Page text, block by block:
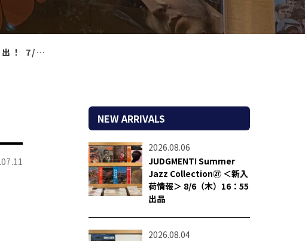
リスト付
NEW ARRIVALS
2026.08.06
JUDGMENT! Summer
Jazz Collection㉗ ＜新入
荷情報＞ 8/6（木）16：55
出品
2026.08.04